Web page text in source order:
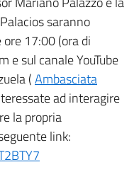
saranno
17:00 (ora di
e sul canale YouTube
(Ambasciata
ad interagire
la propria
link: